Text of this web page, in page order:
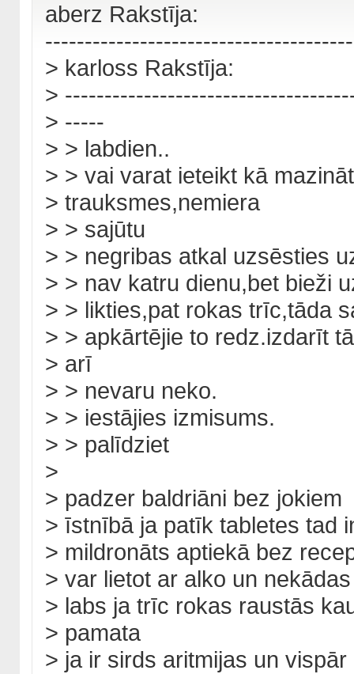
aberz Rakstīja:
> karloss Rakstīja:
>
> -----
> > labdien..
> > vai varat ieteikt kā mazināt
> trauksmes,nemiera
> > sajūtu
> > negribas atkal uzsēsties
> > nav katru dienu,bet bieži
> > likties,pat rokas trīc,tāda
> > apkārtējie to redz.izdarīt
> arī
> > nevaru neko.
> > iestājies izmisums.
> > palīdziet
>
> padzer baldriāni bez jokiem
> īstnībā ja patīk tabletes tad
> mildronāts aptiekā bez
> var lietot ar alko un
> labs ja trīc rokas raustās
> pamata
> ja ir sirds aritmijas un